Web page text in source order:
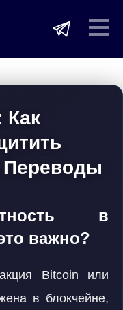
Как
в
важно?
Bitcoin или
в блокчейне,